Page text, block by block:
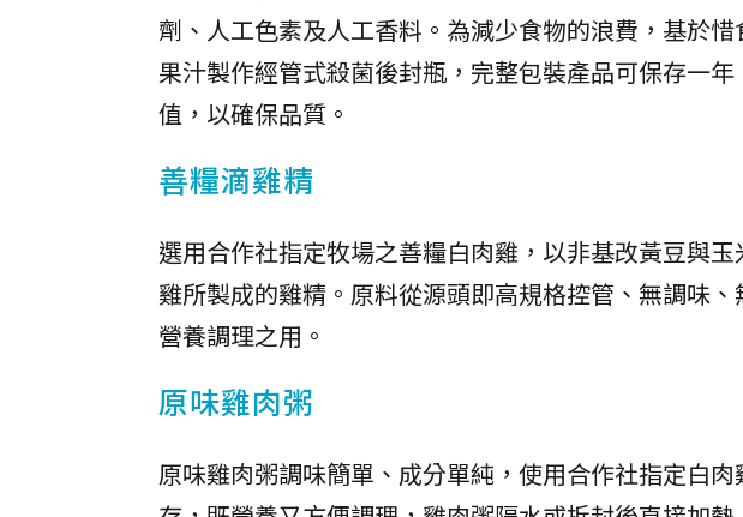
劑、人工色素及人工香料。為減少食物的浪費，基於
果汁製作經管式殺菌後封瓶，完整包裝產品可保存一
值，以確保品質。
善糧滴雞精
選用合作社指定牧場之善糧白肉雞，以非基改黃豆與
雞所製成的雞精。原料從源頭即高規格控管、無調味
營養調理之用。
原味雞肉粥
原味雞肉粥調味簡單、成分單純，使用合作社指定白